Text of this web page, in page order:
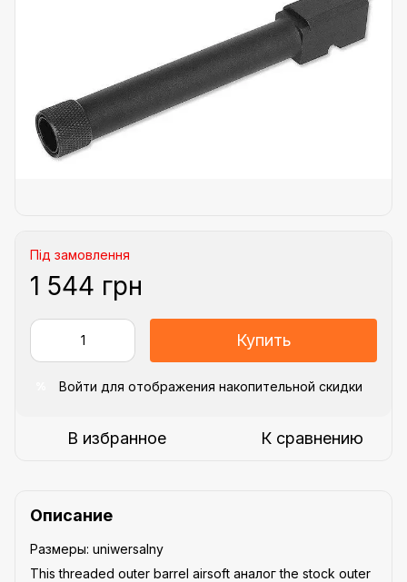
Під замовлення
1 544 грн
Купить
Войти для отображения накопительной скидки
В избранное К сравнению
Описание
Размеры: uniwersalny
This threaded outer barrel airsoft аналог the stock outer